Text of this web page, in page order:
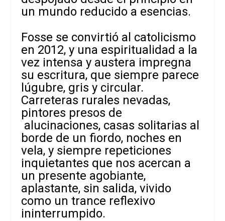
un mundo reducido a esencias.
Fosse se convirtió al catolicismo
en 2012, y una espiritualidad a la
vez intensa y austera impregna
su escritura, que siempre parece
lúgubre, gris y circular.
Carreteras rurales nevadas,
pintores presos de
alucinaciones, casas solitarias al
borde de un fiordo, noches en
vela, y siempre repeticiones
inquietantes que nos acercan a
un presente agobiante,
aplastante, sin salida, vivido
como un trance reflexivo
ininterrumpido.